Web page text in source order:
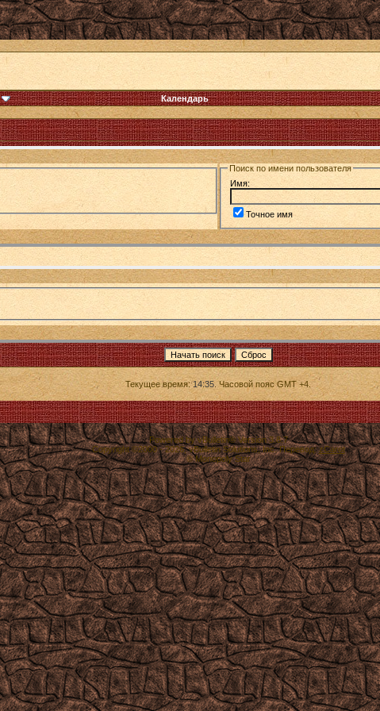
Календарь
Поиск по имени пользователя
Имя:
Точное имя
Текущее время:14:35. Часовой пояс GMT +4.
Powered by vBulletin® Version 3.8.7
Copyright ©2000 - 2026, vBulletin Solutions, Inc. Перевод:zCarot
© Monopoly Star